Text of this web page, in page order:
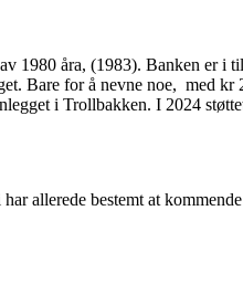
1980 åra, (1983). Banken er i
Bare for å nevne noe, med
i Trollbakken. I 2024
allerede bestemt at